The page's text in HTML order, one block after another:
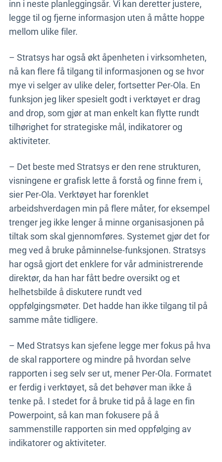
inn i neste planleggingsår. Vi kan deretter justere,
legge til og fjerne informasjon uten å måtte hoppe
mellom ulike filer.
– Stratsys har også økt åpenheten i virksomheten,
nå kan flere få tilgang til informasjonen og se hvor
mye vi selger av ulike deler, fortsetter Per-Ola. En
funksjon jeg liker spesielt godt i verktøyet er drag
and drop, som gjør at man enkelt kan flytte rundt
tilhørighet for strategiske mål, indikatorer og
aktiviteter.
– Det beste med Stratsys er den rene strukturen,
visningene er grafisk lette å forstå og finne frem i,
sier Per-Ola. Verktøyet har forenklet
arbeidshverdagen min på flere måter, for eksempel
trenger jeg ikke lenger å minne organisasjonen på
tiltak som skal gjennomføres. Systemet gjør det for
meg ved å bruke påminnelse-funksjonen. Stratsys
har også gjort det enklere for vår administrerende
direktør, da han har fått bedre oversikt og et
helhetsbilde å diskutere rundt ved
oppfølgingsmøter. Det hadde han ikke tilgang til på
samme måte tidligere.
– Med Stratsys kan sjefene legge mer fokus på hva
de skal rapportere og mindre på hvordan selve
rapporten i seg selv ser ut, mener Per-Ola. Formatet
er ferdig i verktøyet, så det behøver man ikke å
tenke på. I stedet for å bruke tid på å lage en fin
Powerpoint, så kan man fokusere på å
sammenstille rapporten sin med oppfølging av
indikatorer og aktiviteter.